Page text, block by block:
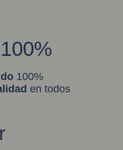
100%
en todos